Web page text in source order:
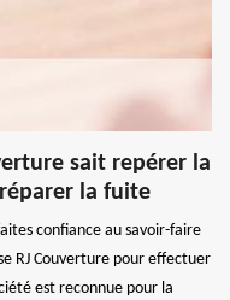
sait repérer la
la fuite
confiance au savoir-faire
RJ Couverture pour effectuer
est reconnue pour la